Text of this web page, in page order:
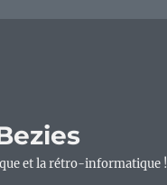
et la rétro-informatique !